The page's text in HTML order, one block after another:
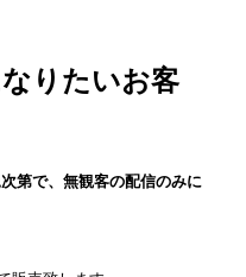
りたいお客
第で、無観客の配信のみに